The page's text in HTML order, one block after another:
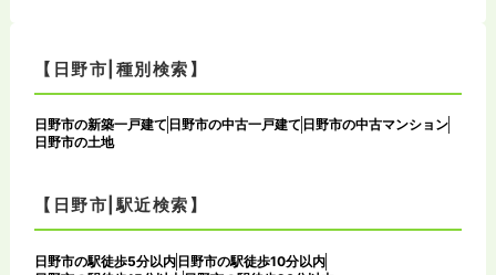
【日野市|種別検索】
日野市の新築一戸建て 日野市の中古一戸建て 日野市の中古マンション
日野市の土地
【日野市|駅近検索】
日野市の駅徒歩5分以内日野市の駅徒歩10分以内